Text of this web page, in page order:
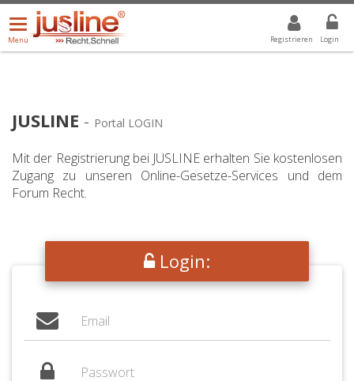
Registrieren Login
Menü
öffnen/schließen
Menü
ALLE DROPDOWN: GEWÄHLTER WERT IST ALLE
JUSLINE - Portal LOGIN
Mit der Registrierung bei JUSLINE erhalten Sie kostenlosen
Zugang zu unseren Online-Gesetze-Services und dem
Forum Recht.
Login: